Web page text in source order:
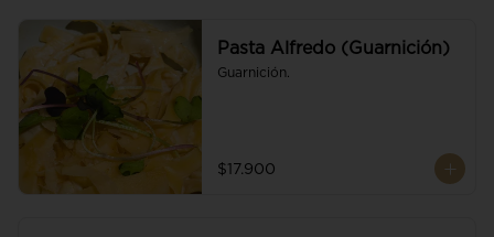
Pasta Alfredo (Guarnición)
Guarnición.
$17.900